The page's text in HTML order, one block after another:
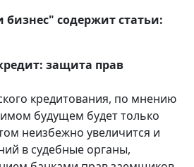
содержит статьи:
защита прав
кредитования, по мнению
будущем будет только
неизбежно увеличится и
в судебные органы,